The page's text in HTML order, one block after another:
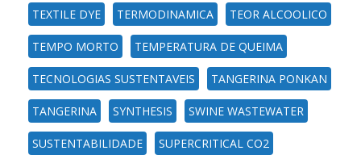
TEXTILE DYE TERMODINAMICA TEOR ALCOOLICO
TEMPO MORTO TEMPERATURA DE QUEIMA
TECNOLOGIAS SUSTENTAVEIS TANGERINA PONKAN
TANGERINA SYNTHESIS SWINE WASTEWATER
SUSTENTABILIDADE SUPERCRITICAL CO2